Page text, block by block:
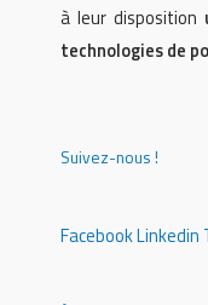
à leur disposition
technologies de
Suivez-nous !
FacebookLinkedin